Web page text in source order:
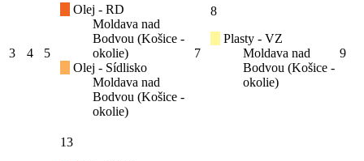
3 4 5
Olej - RD
Moldava nad
Bodvou (Košice -
okolie)
Olej - Sídlisko
Moldava nad
Bodvou (Košice -
okolie)
7
8
Plasty - VZ
Moldava nad
Bodvou (Košice -
okolie)
9
13